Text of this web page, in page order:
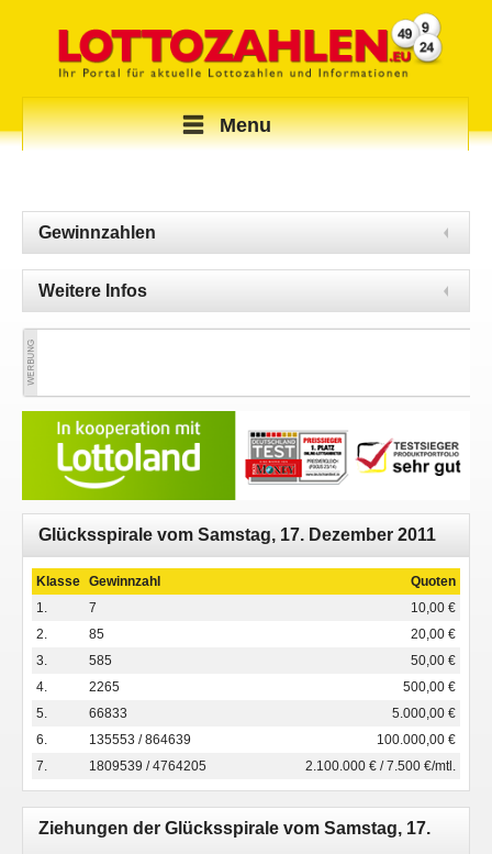
Menu
Gewinnzahlen
Weitere Infos
Glücksspirale vom Samstag, 17. Dezember 2011
Klasse Gewinnzahl
Quoten
1.
7
10,00 €
2.
85
20,00 €
3.
585
50,00 €
4.
2265
500,00 €
5.
66833
5.000,00 €
6.
135553 / 864639
100.000,00 €
7.
1809539 / 4764205 2.100.000 € / 7.500 €/mtl.
Ziehungen der Glücksspirale vom Samstag, 17.